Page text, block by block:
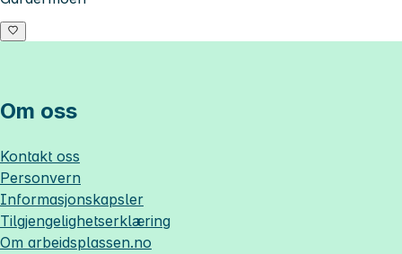
Om oss
Kontakt oss
Personvern
Informasjonskapsler
Tilgjengelighetserklæring
Om arbeidsplassen.no